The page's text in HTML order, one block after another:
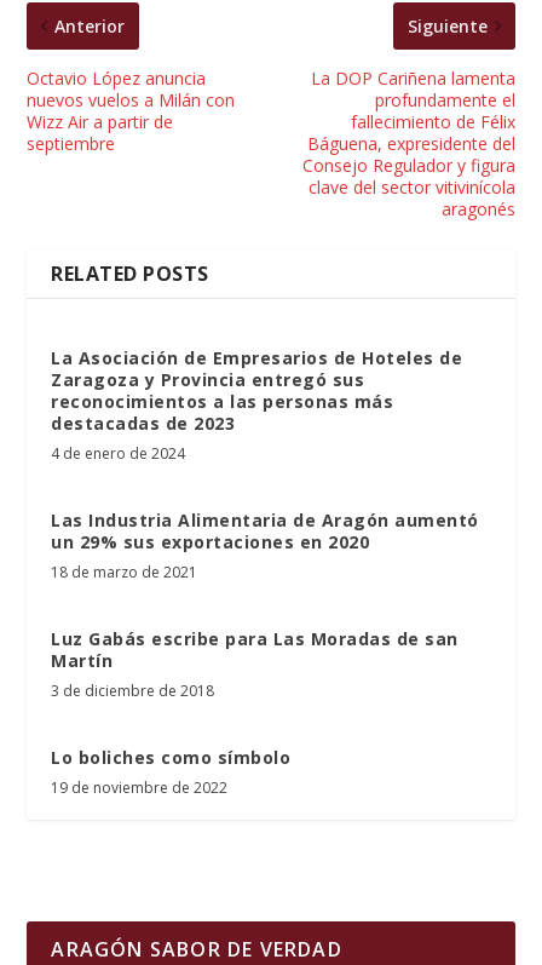
Anterior
Octavio López anuncia
nuevos vuelos a Milán con
Wizz Air a partir de
septiembre
Siguiente
La DOP Cariñena lamenta
profundamente el
fallecimiento de Félix
Báguena, expresidente del
Consejo Regulador y figura
clave del sector vitivinícola
aragonés
RELATED POSTS
La Asociación de Empresarios de Hoteles de
Zaragoza y Provincia entregó sus
reconocimientos a las personas más
destacadas de 2023
4 de enero de 2024
Las Industria Alimentaria de Aragón aumentó
un 29% sus exportaciones en 2020
18 de marzo de 2021
Luz Gabás escribe para Las Moradas de san
Martín
3 de diciembre de 2018
Lo boliches como símbolo
19 de noviembre de 2022
ARAGÓN SABOR DE VERDAD